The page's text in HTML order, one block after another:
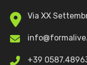
Via XX
+39